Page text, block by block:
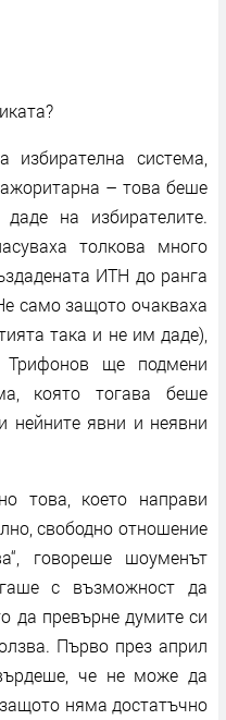
избирателна система,
– това беше
на избирателите.
толкова много
ИТН до ранга
само защото очакваха
така и не им даде),
ще подмени
която тогава беше
нейните явни и неявни
това, което направи
свободно отношение
говореше шоуменът
с възможност да
да превърне думите си
Първо през април
че не може да
няма достатъчно